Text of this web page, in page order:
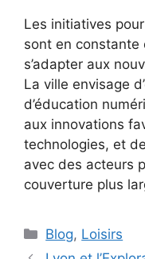
Les initiatives
sont en constante
s’adapter aux
La ville envisage
d’éducation
aux innovations
technologies, et
avec des acteurs
couverture plus
Catégories
Blog, Loisirs